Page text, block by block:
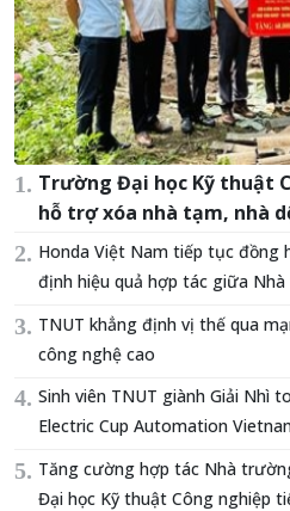
Trường Đại học Kỹ thuật
hỗ trợ xóa nhà tạm, nhà
Honda Việt Nam tiếp tục đồng
định hiệu quả hợp tác giữa
TNUT khẳng định vị thế qua
công nghệ cao
Sinh viên TNUT giành Giải Nhì
Electric Cup Automation
Tăng cường hợp tác Nhà
Đại học Kỹ thuật Công nghiệp